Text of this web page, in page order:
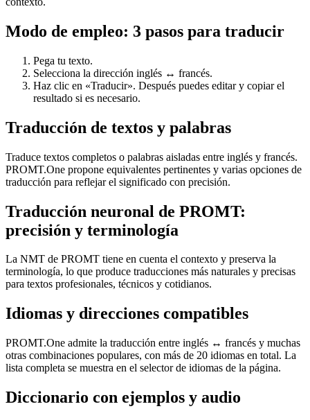
Modo de empleo: 3 pasos para traducir
Pega tu texto.
Selecciona la dirección inglés ↔ francés.
Haz clic en «Traducir». Después puedes editar y copiar el
resultado si es necesario.
Traducción de textos y palabras
Traduce textos completos o palabras aisladas entre inglés y francés.
PROMT.One propone equivalentes pertinentes y varias opciones de
traducción para reflejar el significado con precisión.
Traducción neuronal de PROMT:
precisión y terminología
La NMT de PROMT tiene en cuenta el contexto y preserva la
terminología, lo que produce traducciones más naturales y precisas
para textos profesionales, técnicos y cotidianos.
Idiomas y direcciones compatibles
PROMT.One admite la traducción entre inglés ↔ francés y muchas
otras combinaciones populares, con más de 20 idiomas en total. La
lista completa se muestra en el selector de idiomas de la página.
Diccionario con ejemplos y audio